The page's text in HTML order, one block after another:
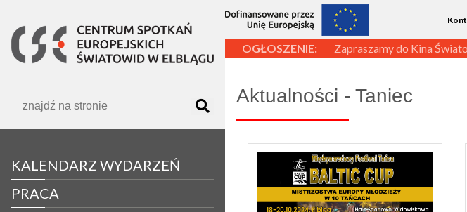
KALENDARZ WYDARZEŃ
PRACA
OGŁOSZENIE: Zapraszamy do Kina
Aktualności - Taniec